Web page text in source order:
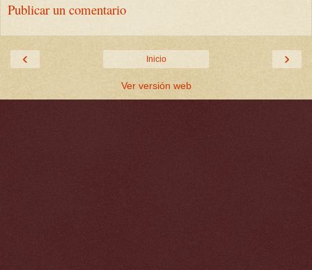
Publicar un comentario
‹ ›
Inicio
Ver versión web